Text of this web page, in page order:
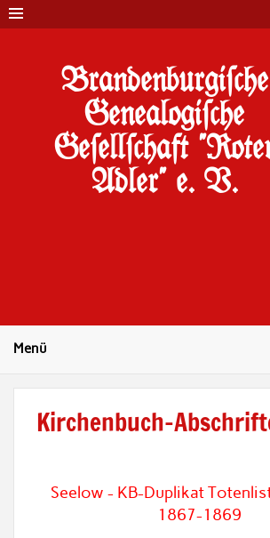
Brandenburgi#che
Genealogi#che
Ge#ell#chaft
Adler" e. V.
Menü
Kirchenbuch-
Seelow - KB-Duplikat
1867-1869